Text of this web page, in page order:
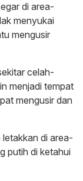
di area-
menyukai
mengusir
celah-
menjadi tempat
mengusir dan
di area-
putih di ketahui